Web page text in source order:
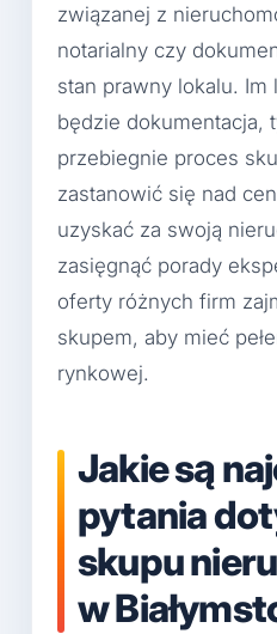
związanej z
notarialny czy
stan prawny lokalu. Im
będzie dokumentacja,
przebiegnie proces
zastanowić się nad
uzyskać za swoją
zasięgnąć porady
oferty różnych firm
skupem, aby mieć
rynkowej.
Jakie są
pytania
skupu
w